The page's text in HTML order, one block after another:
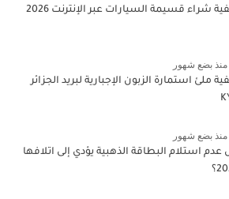
شراء قسيمة السيارات عبر الإنترنت 2026
منذ بضع شهور
ملئ استمارة الزبون الإجبارية لبريد الجزائر
منذ بضع شهور
عدم استلام البطاقة الذهبية يؤدي إلى اتلافها